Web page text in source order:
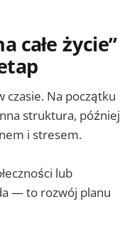
całe życie”
czasie. Na początku
struktura, później
i stresem.
lub
— to rozwój planu